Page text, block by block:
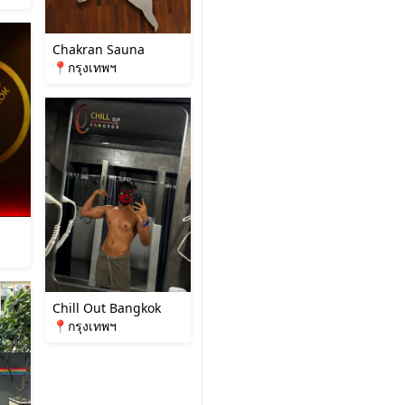
Chakran Sauna
📍กรุงเทพฯ
Chill Out Bangkok
📍กรุงเทพฯ